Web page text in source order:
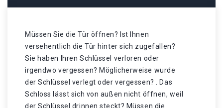
Müssen Sie die Tür öffnen? Ist Ihnen
versehentlich die Tür hinter sich zugefallen?
Sie haben Ihren Schlüssel verloren oder
irgendwo vergessen? Möglicherweise wurde
der Schlüssel verlegt oder vergessen? . Das
Schloss lässt sich von außen nicht öffnen, weil
der Schlüssel drinnen steckt? Müssen die